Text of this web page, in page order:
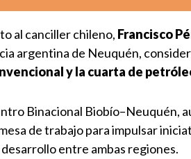
al canciller chileno, Francisco
argentina de Neuquén,
y la cuarta de
Binacional Biobío–Neuquén,
de trabajo para impulsar
entre ambas regiones.